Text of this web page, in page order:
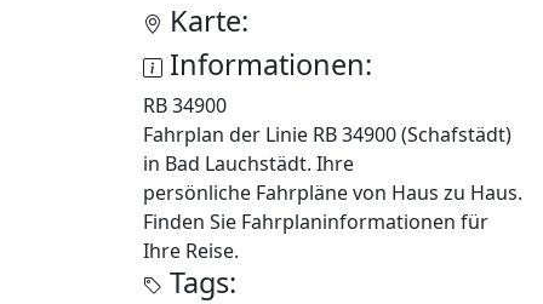
Karte:
Informationen:
RB 34900
Fahrplan der Linie RB 34900 (Schafstädt)
in Bad Lauchstädt. Ihre
persönliche Fahrpläne von Haus zu Haus.
Finden Sie Fahrplaninformationen für
Ihre Reise.
Tags: